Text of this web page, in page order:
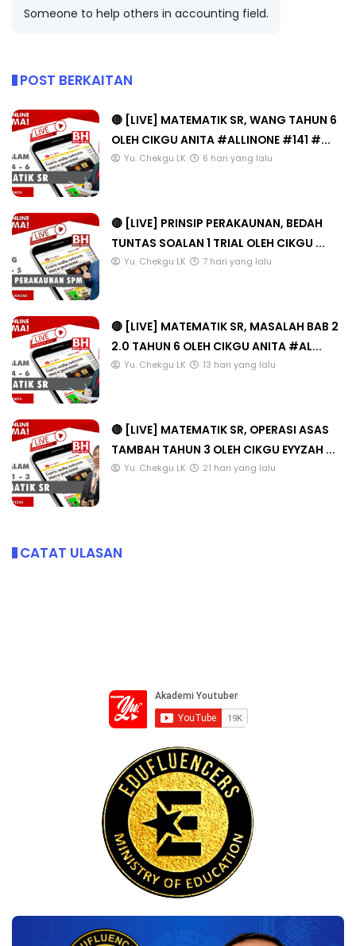
Someone to help others in accounting field.
POST BERKAITAN
🔴 [LIVE] MATEMATIK SR, WANG TAHUN 6
OLEH CIKGU ANITA #ALLINONE #141 #...
Yu. Chekgu LK 6 hari yang lalu
🔴 [LIVE] PRINSIP PERAKAUNAN, BEDAH
TUNTAS SOALAN 1 TRIAL OLEH CIKGU ...
Yu. Chekgu LK 7 hari yang lalu
🔴 [LIVE] MATEMATIK SR, MASALAH BAB 2
2.0 TAHUN 6 OLEH CIKGU ANITA #AL...
Yu. Chekgu LK 13 hari yang lalu
🔴 [LIVE] MATEMATIK SR, OPERASI ASAS
TAMBAH TAHUN 3 OLEH CIKGU EYYZAH ...
Yu. Chekgu LK 21 hari yang lalu
CATAT ULASAN